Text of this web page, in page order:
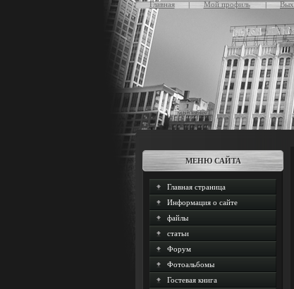
Главная Мой профиль
МЕНЮ САЙТА
Главная страница
Информация о сайте
файлы
статьи
Форум
Фотоальбомы
Гостевая книга